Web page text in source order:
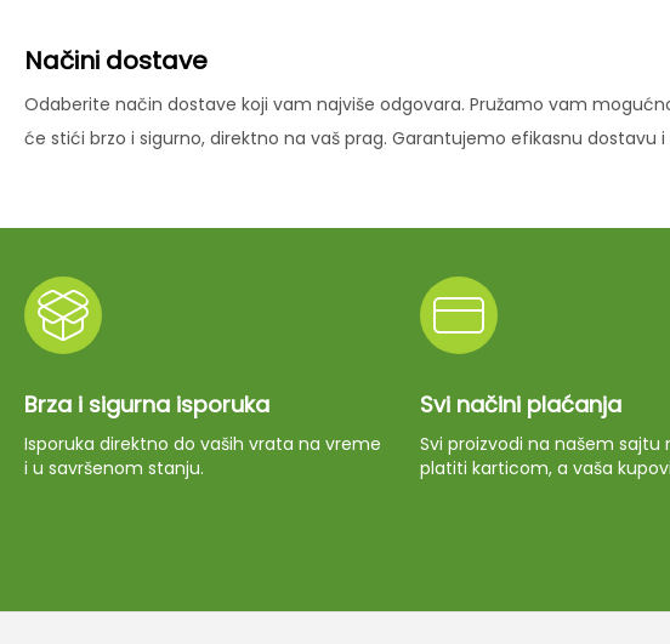
Načini dostave
Odaberite način dostave koji vam najviše odgovara. Pružamo vam
će stići brzo i sigurno, direktno na vaš prag. Garantujemo efikasnu
Brza i sigurna isporuka
Isporuka direktno do vaših vrata na vreme
i u savršenom stanju.
Svi načini plaćanja
Svi proizvodi na našem sajtu
platiti karticom, a vaša